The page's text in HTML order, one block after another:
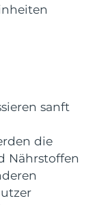
sanft
die
Nährstoffen
Lieferung
11/08/2026
10/08/2026